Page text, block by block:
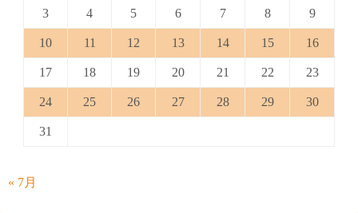
3 4 5 6 7 8 9
10 11 12 13 14 15 16
17 18 19 20 21 22 23
24 25 26 27 28 29 30
31
« 7月